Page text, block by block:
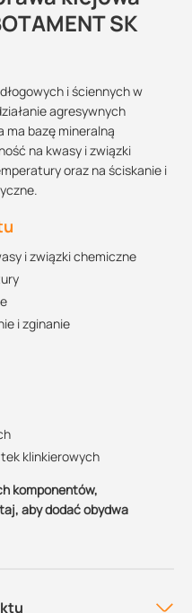
SK
i ściennych w
agresywnych
bazę mineralną
na kwasy i związki
oraz na ściskanie i
i związki chemiczne
i zginanie
klinkierowych
komponentów,
aby dodać obydwa